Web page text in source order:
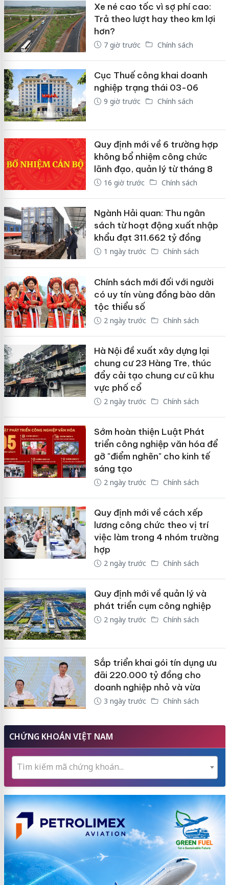
Xe né cao tốc vì sợ phí cao:
Trả theo lượt hay theo km lợi
hơn?
7 giờ trước Chính sách
Cục Thuế công khai doanh
nghiệp trạng thái 03-06
9 giờ trước Chính sách
Quy định mới về 6 trường hợp
không bổ nhiệm công chức
lãnh đạo, quản lý từ tháng 8
16 giờ trước Chính sách
Ngành Hải quan: Thu ngân
sách từ hoạt động xuất nhập
khẩu đạt 311.662 tỷ đồng
1 ngày trước Chính sách
Chính sách mới đối với người
có uy tín vùng đồng bào dân
tộc thiểu số
2 ngày trước Chính sách
Hà Nội đề xuất xây dựng lại
chung cư 23 Hàng Tre, thúc
đẩy cải tạo chung cư cũ khu
vực phố cổ
2 ngày trước Chính sách
Sớm hoàn thiện Luật Phát
triển công nghiệp văn hóa để
gỡ "điểm nghẽn" cho kinh tế
sáng tạo
2 ngày trước Chính sách
Quy định mới về cách xếp
lương công chức theo vị trí
việc làm trong 4 nhóm trường
hợp
2 ngày trước Chính sách
Quy định mới về quản lý và
phát triển cụm công nghiệp
2 ngày trước Chính sách
Sắp triển khai gói tín dụng ưu
đãi 220.000 tỷ đồng cho
doanh nghiệp nhỏ và vừa
3 ngày trước Chính sách
CHỨNG KHOÁN VIỆT NAM
Tìm kiếm mã chứng khoán...